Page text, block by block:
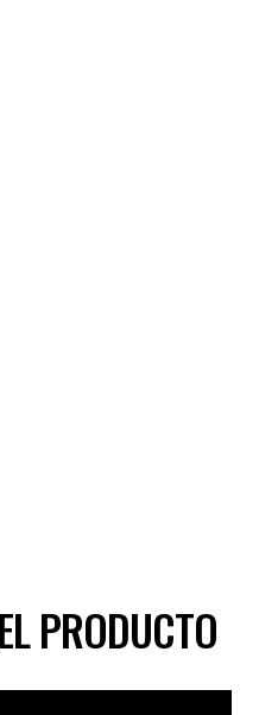
PRODUCTO